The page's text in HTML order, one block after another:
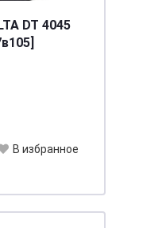
DT 4045
В избранное